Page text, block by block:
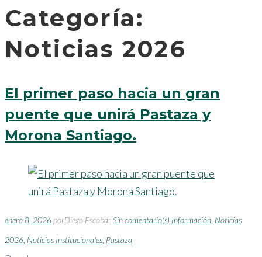
Categoría:
Noticias 2026
El primer paso hacia un gran
puente que unirá Pastaza y
Morona Santiago.
enero 8, 2026porDiego EscobarSin comentario(s) Información Noticias
2026 Noticias Institucionales Pastaza